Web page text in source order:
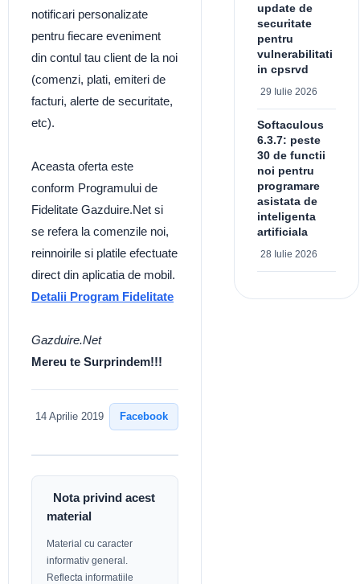
notificari personalizate
pentru fiecare eveniment
din contul tau client de la noi
(comenzi, plati, emiteri de
facturi, alerte de securitate,
etc).
Aceasta oferta este
conform Programului de
Fidelitate Gazduire.Net si
se refera la comenzile noi,
reinnoirile si platile efectuate
direct din aplicatia de mobil.
Detalii Program Fidelitate
Gazduire.Net
Mereu te Surprindem!!!
14 Aprilie 2019 Facebook
Nota privind acest
material
Material cu caracter
informativ general.
Reflecta informatiile
update de
securitate
pentru
vulnerabilitati
in cpsrvd
29 Iulie 2026
Softaculous
6.3.7: peste
30 de functii
noi pentru
programare
asistata de
inteligenta
artificiala
28 Iulie 2026